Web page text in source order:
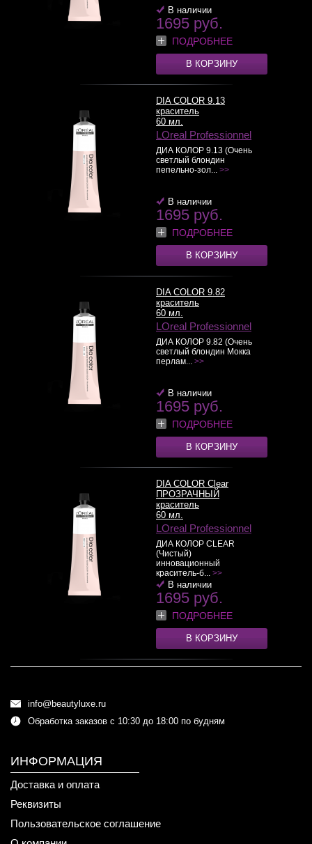
В наличии
1695 руб.
ПОДРОБНЕЕ
В КОРЗИНУ
DIA COLOR 9.13
краситель
60 мл.
LOreal Professionnel
ДИА КОЛОР 9.13 (Очень
светлый блондин
пепельно-зол... >>
В наличии
1695 руб.
ПОДРОБНЕЕ
В КОРЗИНУ
DIA COLOR 9.82
краситель
60 мл.
LOreal Professionnel
ДИА КОЛОР 9.82 (Очень
светлый блондин Мокка
перлам... >>
В наличии
1695 руб.
ПОДРОБНЕЕ
В КОРЗИНУ
DIA COLOR Clear
ПРОЗРАЧНЫЙ
краситель
60 мл.
LOreal Professionnel
ДИА КОЛОР CLEAR
(Чистый)
инновационный
краситель-б... >>
В наличии
1695 руб.
ПОДРОБНЕЕ
В КОРЗИНУ
info@beautyluxe.ru
Обработка заказов с 10:30 до 18:00 по будням
ИНФОРМАЦИЯ
Доставка и оплата
Реквизиты
Пользовательское соглашение